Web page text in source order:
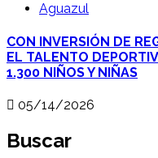
Aguazul
CON INVERSIÓN DE
EL TALENTO
1.300 NIÑOS Y NIÑAS
05/14/2026
Buscar